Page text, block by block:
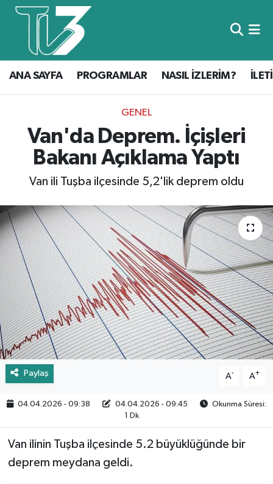
ANA SAYFA PROGRAMLAR NASIL İZLERİM?
GENEL
Van'da Deprem. İçişleri
Bakanı Açıklama Yaptı
Van ili Tuşba ilçesinde 5,2'lik deprem oldu
Paylaş A- A+
04.04.2026 - 09:38 04.04.2026 - 09:45
Okunma Süresi:
1 Dk
Van ilinin Tuşba ilçesinde 5.2 büyüklüğünde bir
deprem meydana geldi.
Foto Galeri
Canlı Yayın
ANA SAYFA
PROGRAMLAR
İLETİŞİM